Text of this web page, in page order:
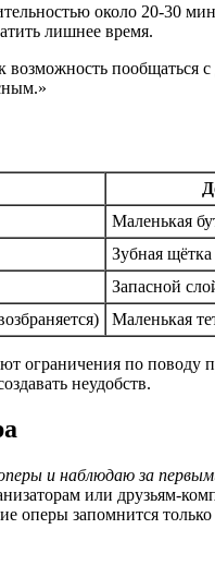
около 20-30
лишнее время.
возможность
Маленькая
Зубная
Запасной
Маленькая
ограничения по
неудобств.
и наблюдаю за
или друзьям-
оперы запомнится